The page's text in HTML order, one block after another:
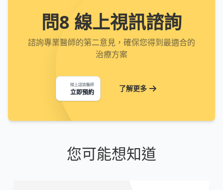
問8 線上視訊諮詢
諮詢專業醫師的第二意見，確保您得到最適合的
治療方案
線上諮詢醫師
立即預約 了解更多
您可能想知道